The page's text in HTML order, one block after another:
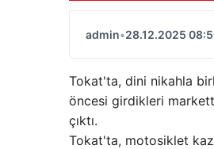
admin•28.12.2025
Tokat'ta, dini nikahla
öncesi girdikleri
çıktı.
Tokat'ta, motosiklet